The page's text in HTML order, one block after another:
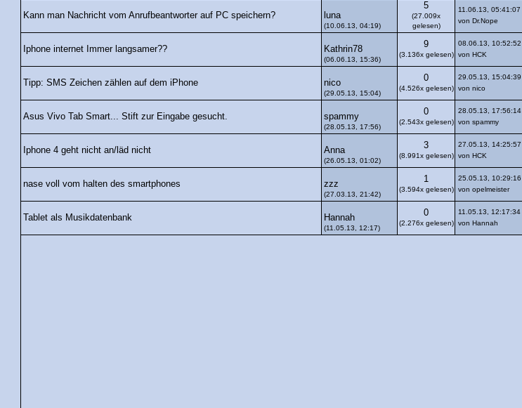
Kann man Nachricht vom Anrufbeantworter auf PC speichern? luna
(10.06.13, 04:19)
5
(27.009x
gelesen)
11.06.13, 05:41:07
von Dr.Nope
Iphone internet Immer langsamer?? Kathrin78
(06.06.13, 15:36)
9
(3.136x gelesen)
08.06.13, 10:52:52
von HCK
Tipp: SMS Zeichen zählen auf dem iPhone nico
(29.05.13, 15:04)
0
(4.526x gelesen)
29.05.13, 15:04:39
von nico
Asus Vivo Tab Smart... Stift zur Eingabe gesucht. spammy
(28.05.13, 17:56)
0
(2.543x gelesen)
28.05.13, 17:56:14
von spammy
Iphone 4 geht nicht an/läd nicht Anna
(26.05.13, 01:02)
3
(8.991x gelesen)
27.05.13, 14:25:57
von HCK
nase voll vom halten des smartphones zzz
(27.03.13, 21:42)
1
(3.594x gelesen)
25.05.13, 10:29:16
von opelmeister
Tablet als Musikdatenbank Hannah
(11.05.13, 12:17)
0
(2.276x gelesen)
11.05.13, 12:17:34
von Hannah